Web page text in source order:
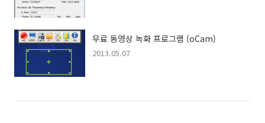
무료 동영상 녹화 프로그램 (oCam)
2013.05.07